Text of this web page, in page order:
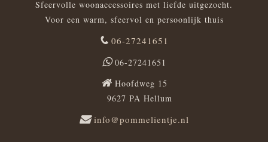
Sfeervolle woonaccessoires met liefde uitgezocht.
Voor een warm, sfeervol en persoonlijk thuis
06-27241651
06-27241651
Hoofdweg 15
9627 PA Hellum
info@pommelientje.nl